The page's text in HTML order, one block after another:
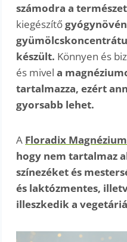
számodra a
kiegészítő
készült. Könnyen és
és mivela
tartalmazza, ezért
gyorsabb lehet.
A Floradix
hogy nem tartalmaz
színezéket és
és laktózmentes,
illeszkedik a